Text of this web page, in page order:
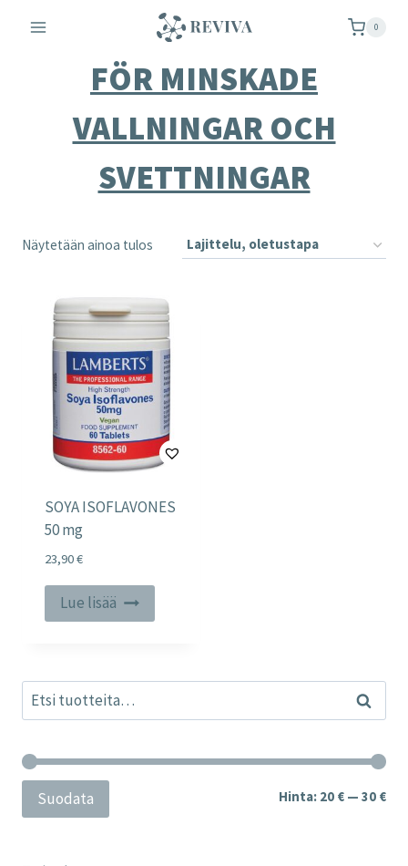
sisältöön
0
FÖR MINSKADE
VALLNINGAR OCH
SVETTNINGAR
Näytetään ainoa tulos
SOYA ISOFLAVONES
50 mg
23,90€
Lue lisää
Etsi: Haku
Suodata Hinta: 20 € — 30 €